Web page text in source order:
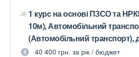
J8 1 курс на основі ПЗСО та
10м), Автомобільний
(Автомобільний транспорт),
40 400 грн. за рік / бюджет